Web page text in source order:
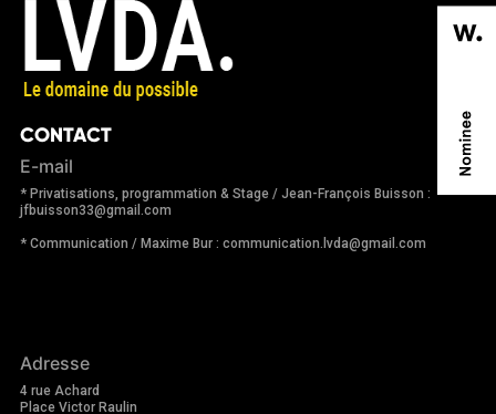
CONTACT
E-mail
* Privatisations, programmation & Stage / Jean-François Buisson :
jfbuisson33@gmail.com
* Communication / Maxime Bur : communication.lvda@gmail.com
Adresse
4 rue Achard
Place Victor Raulin